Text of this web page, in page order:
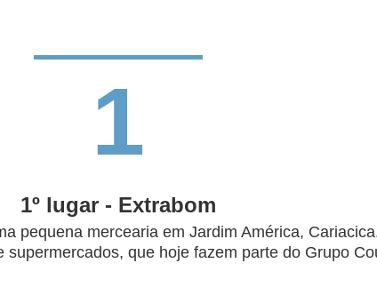
1
1º lugar - Extrabom
pequena mercearia em Jardim América,
supermercados, que hoje fazem parte do Grupo